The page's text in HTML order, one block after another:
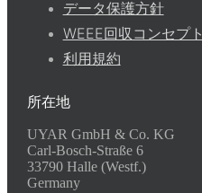
データ保護方針
WEEE回収コンセプト
利用規約
所在地
UYAR GmbH & Co. KG
Carl-Bosch-Straße 6
33790 Halle (Westf.)
Germany